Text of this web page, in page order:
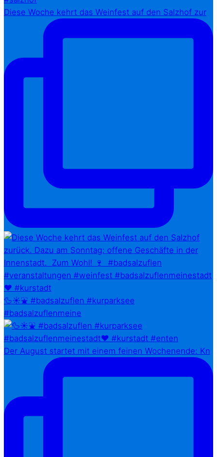
Diese Woche kehrt das Weinfest auf den Salzhof zur
🦆☀️⛲ #badsalzuflen #kurparksee
#badsalzuflenmeine
Der August startet mit einem feinen Wochenende: Kn